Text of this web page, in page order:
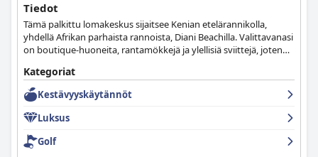
Tiedot
Tämä palkittu lomakeskus sijaitsee Kenian etelärannikolla,
yhdellä Afrikan parhaista rannoista, Diani Beachilla. Valittavanasi
on boutique-huoneita, rantamökkejä ja ylellisiä sviittejä, joten
Kategoriat
Kestävyyskäytännöt
Luksus
Golf